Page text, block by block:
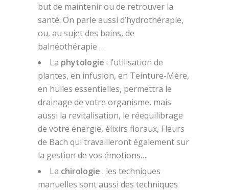
but de maintenir ou de retrouver la
santé. On parle aussi d’hydrothérapie,
ou, au sujet des bains, de
balnéothérapie …
La phytologie : l’utilisation de
plantes, en infusion, en Teinture-Mère,
en huiles essentielles, permettra le
drainage de votre organisme, mais
aussi la revitalisation, le réequilibrage
de votre énergie, élixirs floraux, Fleurs
de Bach qui travailleront également sur
la gestion de vos émotions….
La chirologie : les techniques
manuelles sont aussi des techniques